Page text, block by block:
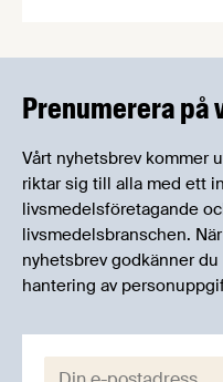
Prenumerera på
Vårt nyhetsbrev kommer
riktar sig till alla med ett
livsmedelsföretagande
livsmedelsbranschen.
nyhetsbrev godkänner
hantering av
E-post: